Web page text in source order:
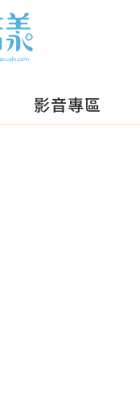
影音專區